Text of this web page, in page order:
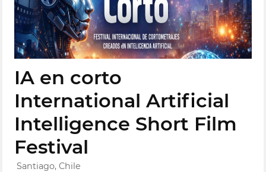
IA en corto
International Artificial
Intelligence Short Film
Festival
Santiago, Chile